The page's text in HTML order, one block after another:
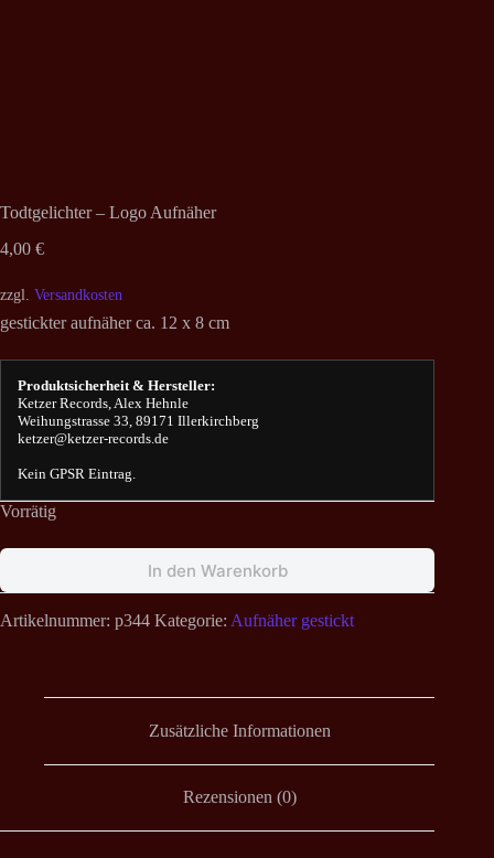
Todtgelichter – Logo Aufnäher
4,00 €
zzgl. Versandkosten
gestickter aufnäher ca. 12 x 8 cm
Produktsicherheit & Hersteller:
Ketzer Records, Alex Hehnle
Weihungstrasse 33, 89171 Illerkirchberg
ketzer@ketzer-records.de
Kein GPSR Eintrag.
Vorrätig
In den Warenkorb
Artikelnummer: p344 Kategorie: Aufnäher gestickt
Zusätzliche Informationen
Rezensionen (0)